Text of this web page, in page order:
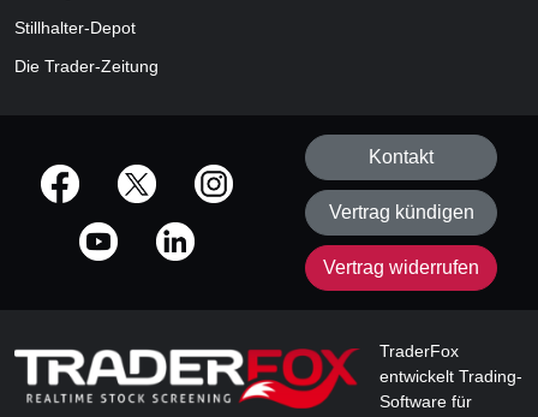
Stillhalter-Depot
Die Trader-Zeitung
offizielle Social Media-Accounts
Kontakt
Vertrag kündigen
Vertrag widerrufen
TraderFox
entwickelt Trading-
Software für